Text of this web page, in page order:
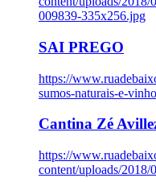
009839-335x256.jpg
SAI PREGO
https://
sumos-naturais-e-
Cantina Zé
https://
content/uploads/2018/